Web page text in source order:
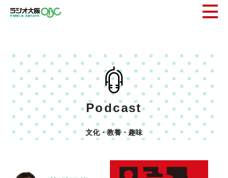
Podcast
文化・教養・趣味